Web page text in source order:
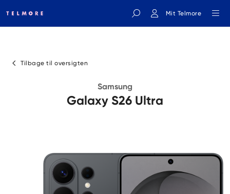
Mit Telmore
Tilbage til oversigten
Samsung
Galaxy S26 Ultra